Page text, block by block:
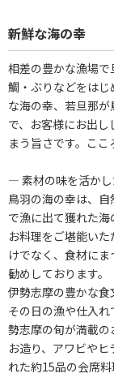
新鮮な海の幸
相差の豊かな漁場
鯛・ぶりなどをは
な海の幸、若旦那
で、お客様にお出
まう旨さです。ここ
― 素材の味を活か
鳥羽の海の幸は、
で漁に出て獲れた
お料理をご堪能い
けでなく、食材に
勧めしております。
伊勢志摩の豊かな食
その日の漁や仕入
勢志摩の旬が満載
お造り、アワビや
れた約15品の会席料